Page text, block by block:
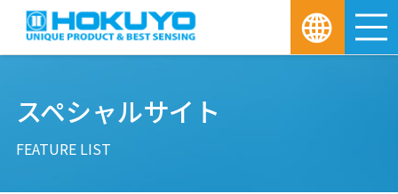
スペシャルサイト
FEATURE LIST